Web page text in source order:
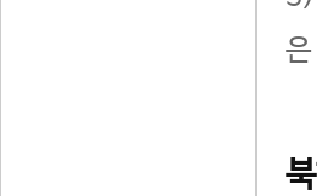
은